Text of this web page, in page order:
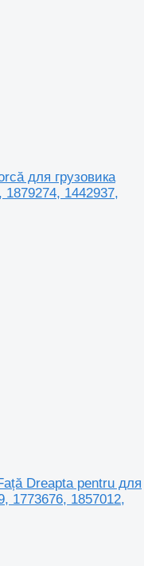
для грузовика
1442937,
Dreapta pentru для
1773676, 1857012,